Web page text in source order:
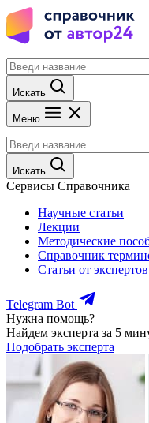
Искать
Меню
Искать
Сервисы Справочника
Научные статьи
Лекции
Методические
Справочник
Статьи от экспертов
Telegram Bot
Нужна помощь?
Найдем эксперта за 5
Подобрать эксперта